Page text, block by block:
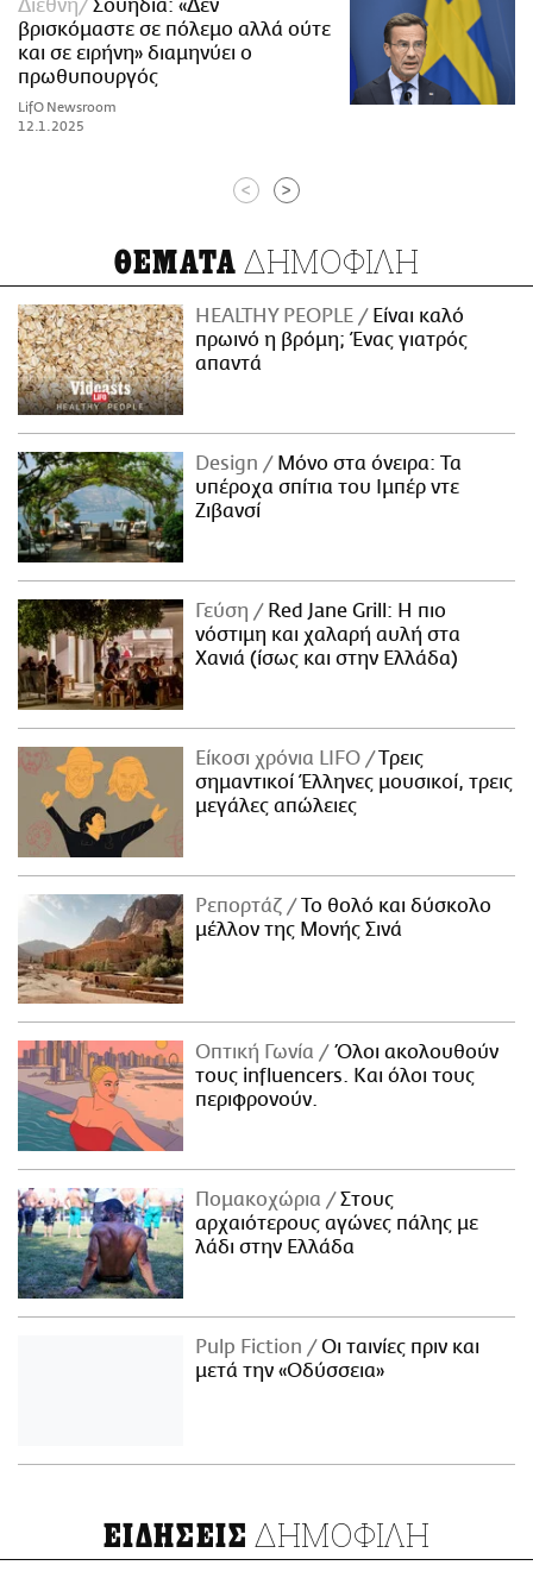
Διεθνή
Σουηδία: «Δεν
βρισκόμαστε σε πόλεμο αλλά ούτε
και σε ειρήνη» διαμηνύει ο
πρωθυπουργός
LifO Newsroom
12.1.2025
< >
ΘΕΜΑΤΑ ΔΗΜΟΦΙΛΗ
HEALTHY PEOPLE
Είναι καλό
πρωινό η βρόμη; Ένας γιατρός
απαντά
Design
Μόνο στα όνειρα: Τα
υπέροχα σπίτια του Ιμπέρ ντε
Ζιβανσί
Γεύση
Red Jane Grill: Η πιο
νόστιμη και χαλαρή αυλή στα
Χανιά (ίσως και στην Ελλάδα)
Είκοσι χρόνια LIFO
Tρεις
σημαντικοί Έλληνες μουσικοί, τρεις
μεγάλες απώλειες
Ρεπορτάζ
Το θολό και δύσκολο
μέλλον της Μονής Σινά
Οπτική Γωνία
Όλοι ακολουθούν
τους influencers. Και όλοι τους
περιφρονούν.
Πομακοχώρια
Στους
αρχαιότερους αγώνες πάλης με
λάδι στην Ελλάδα
Pulp Fiction
Οι ταινίες πριν και
μετά την «Οδύσσεια»
ΕΙΔΗΣΕΙΣ ΔΗΜΟΦΙΛΗ